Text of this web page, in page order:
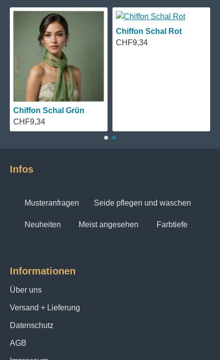
Chiffon Schal Grün
CHF9,34
Chiffon Schal Rot
CHF9,34
Infos
Musteranfragen Seide pflegen und waschen
Neuheiten Meist angesehen Farbtiefe
Informationen
Über uns
Versand + Lieferung
Datenschutz
AGB